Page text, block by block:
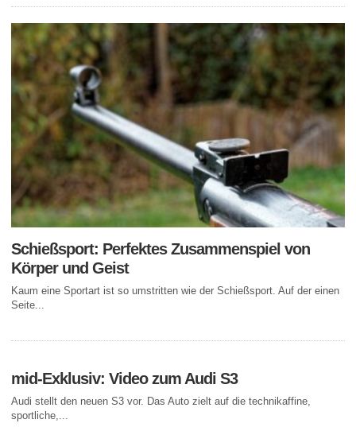
Schießsport: Perfektes Zusammenspiel von
Körper und Geist
Kaum eine Sportart ist so umstritten wie der Schießsport. Auf der einen
Seite...
mid-Exklusiv: Video zum Audi S3
Audi stellt den neuen S3 vor. Das Auto zielt auf die technikaffine,
sportliche,...